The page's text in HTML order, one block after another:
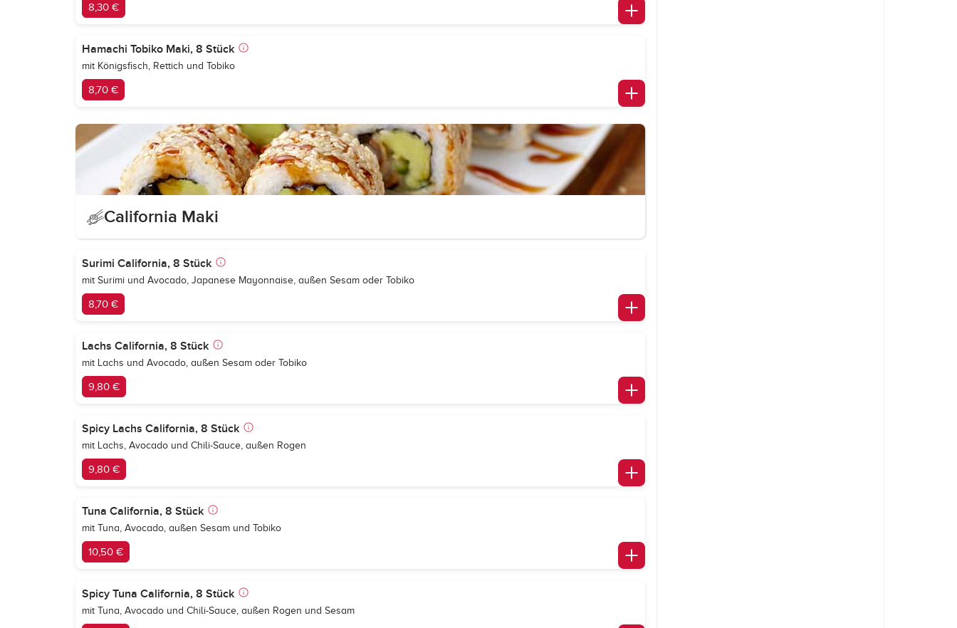
8,30 €
Hamachi Tobiko Maki, 8 Stück
mit Königsfisch, Rettich und Tobiko
8,70 €
California Maki
Surimi California, 8 Stück
mit Surimi und Avocado, Japanese Mayonnaise, außen Sesam oder Tobiko
8,70 €
Lachs California, 8 Stück
mit Lachs und Avocado, außen Sesam oder Tobiko
9,80 €
Spicy Lachs California, 8 Stück
mit Lachs, Avocado und Chili-Sauce, außen Rogen
9,80 €
Tuna California, 8 Stück
mit Tuna, Avocado, außen Sesam und Tobiko
10,50 €
Spicy Tuna California, 8 Stück
mit Tuna, Avocado und Chili-Sauce, außen Rogen und Sesam